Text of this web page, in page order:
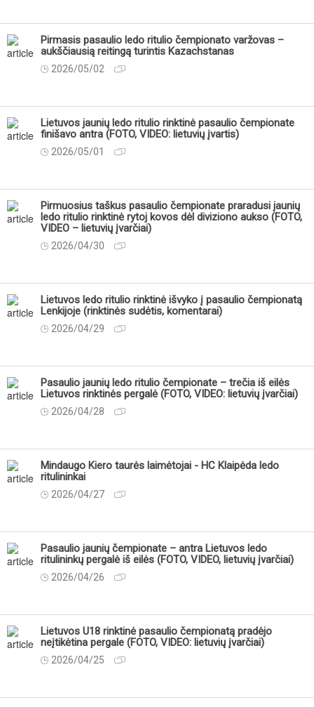
Pirmasis pasaulio ledo ritulio čempionato varžovas –
aukščiausią reitingą turintis Kazachstanas
2026/05/02
Lietuvos jaunių ledo ritulio rinktinė pasaulio čempionate
finišavo antra (FOTO, VIDEO: lietuvių įvartis)
2026/05/01
Pirmuosius taškus pasaulio čempionate praradusi jaunių
ledo ritulio rinktinė rytoj kovos dėl diviziono aukso (FOTO,
VIDEO – lietuvių įvarčiai)
2026/04/30
Lietuvos ledo ritulio rinktinė išvyko į pasaulio čempionatą
Lenkijoje (rinktinės sudėtis, komentarai)
2026/04/29
Pasaulio jaunių ledo ritulio čempionate – trečia iš eilės
Lietuvos rinktinės pergalė (FOTO, VIDEO: lietuvių įvarčiai)
2026/04/28
Mindaugo Kiero taurės laimėtojai - HC Klaipėda ledo
ritulininkai
2026/04/27
Pasaulio jaunių čempionate – antra Lietuvos ledo
ritulininkų pergalė iš eilės (FOTO, VIDEO, lietuvių įvarčiai)
2026/04/26
Lietuvos U18 rinktinė pasaulio čempionatą pradėjo
neįtikėtina pergale (FOTO, VIDEO: lietuvių įvarčiai)
2026/04/25